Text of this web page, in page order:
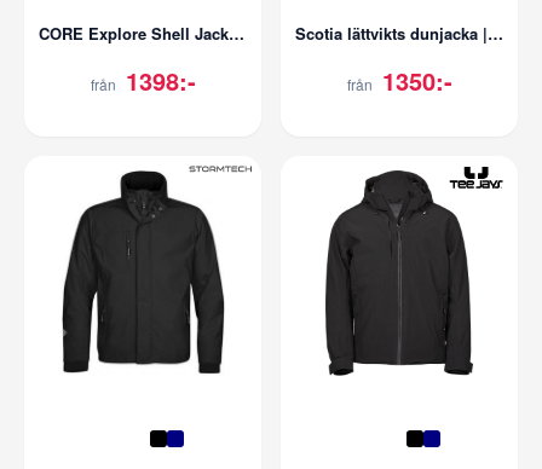
CORE Explore Shell Jacket | Herr
från 1398:-
Scotia lättvikts dunjacka | Herr
från 1350:-